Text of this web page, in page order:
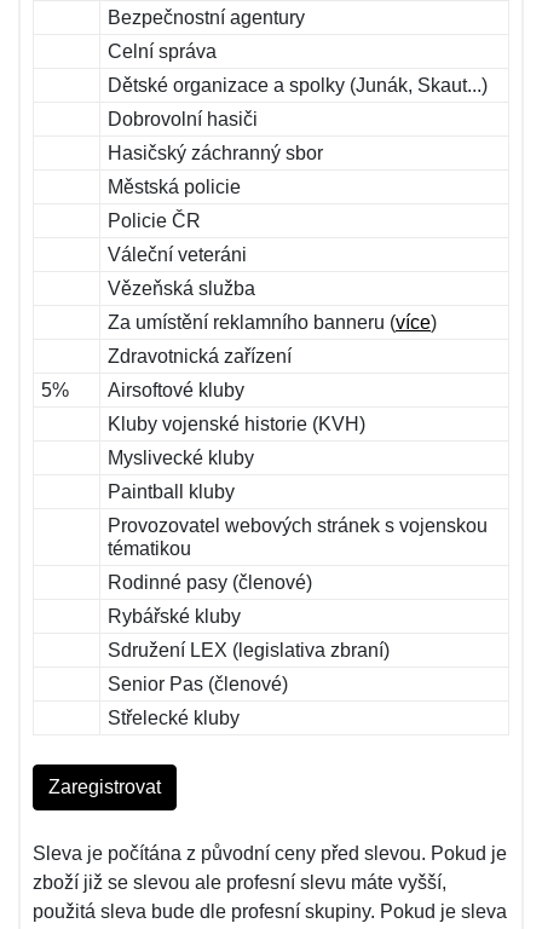
Bezpečnostní agentury
Celní správa
Dětské organizace a spolky (Junák, Skaut...)
Dobrovolní hasiči
Hasičský záchranný sbor
Městská policie
Policie ČR
Váleční veteráni
Vězeňská služba
Za umístění reklamního banneru (více)
Zdravotnická zařízení
5%
Airsoftové kluby
Kluby vojenské historie (KVH)
Myslivecké kluby
Paintball kluby
Provozovatel webových stránek s vojenskou
tématikou
Rodinné pasy (členové)
Rybářské kluby
Sdružení LEX (legislativa zbraní)
Senior Pas (členové)
Střelecké kluby
Zaregistrovat
Sleva je počítána z původní ceny před slevou. Pokud je
zboží již se slevou ale profesní slevu máte vyšší,
použitá sleva bude dle profesní skupiny. Pokud je sleva